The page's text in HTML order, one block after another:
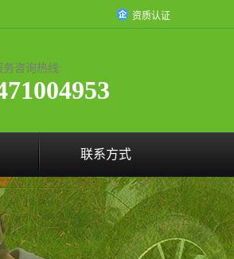
资质认证
务咨询热线:
联系方式